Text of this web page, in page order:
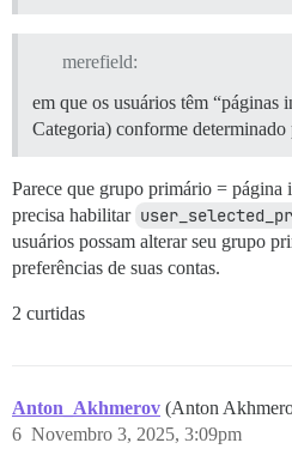
merefield:
em que os usuários têm “páginas
Categoria) conforme
Parece que grupo primário = página
precisa habilitar
usuários possam alterar seu grupo
preferências de suas contas.
2 curtidas
Anton_Akhmerov (Anton
Novembro 3, 2025, 3:09pm
6